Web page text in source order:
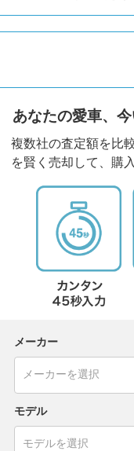
あなたの愛車、今
複数社の査定額を比
を賢く売却して、購
メーカー
モデル